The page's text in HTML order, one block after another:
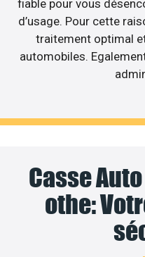
fiable pour vous
d’usage. Pour cette
traitement optimal
automobiles.
Casse
othe: